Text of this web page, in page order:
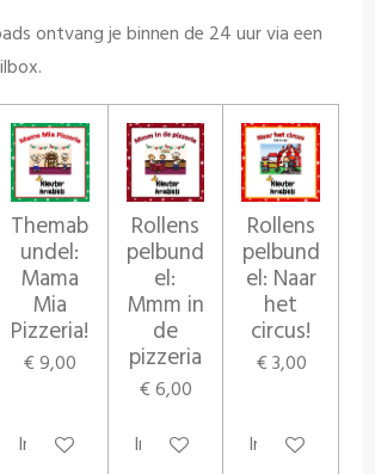
ontvang je binnen de 24 uur via een
Themab
undel:
Mama
Mia
Pizzeria!
€ 9,00
In winkelwagen
Rollens
pelbund
el:
Mmm in
de
pizzeria
€ 6,00
In winkelwagen
Rollens
pelbund
el: Naar
het
circus!
€ 3,00
In winkelwagen